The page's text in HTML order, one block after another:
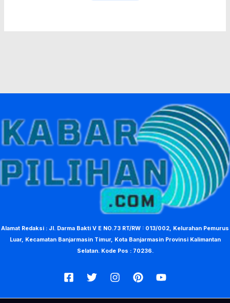
Alamat Redaksi : Jl. Darma Bakti V E NO.73 RT/RW : 013/002, Kelurahan Pemurus
Luar, Kecamatan Banjarmasin Timur, Kota Banjarmasin Provinsi Kalimantan
Selatan. Kode Pos : 70236.